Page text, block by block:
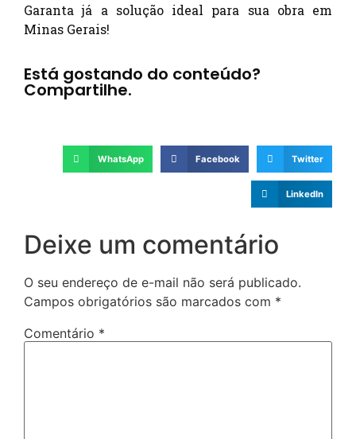
Garanta já a solução ideal para sua obra em
Minas Gerais!
Está gostando do conteúdo?
Compartilhe.
WhatsApp Facebook Twitter
LinkedIn
Deixe um comentário
O seu endereço de e-mail não será publicado.
Campos obrigatórios são marcados com *
Comentário *